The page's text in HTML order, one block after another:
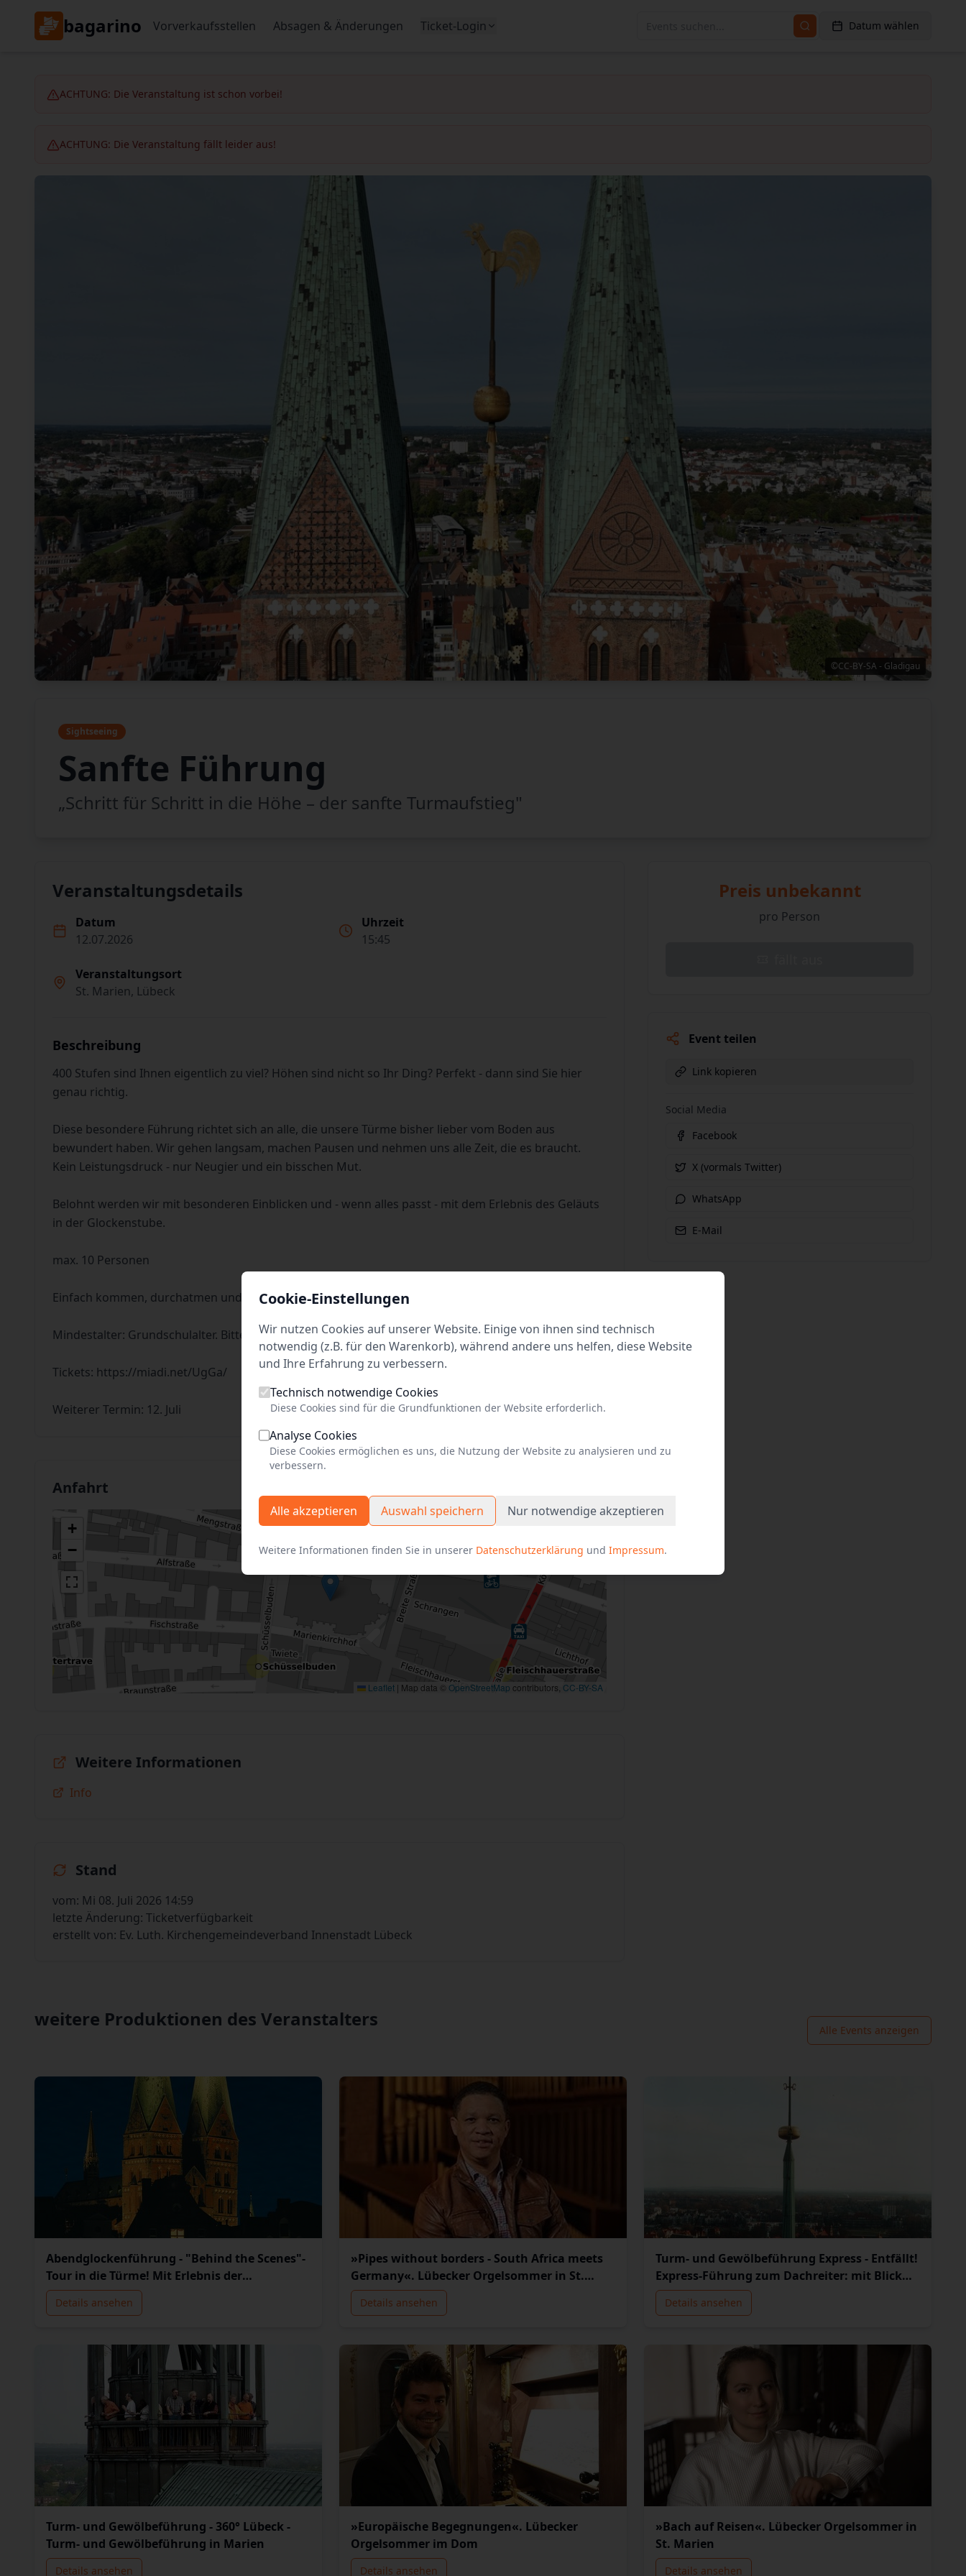
bagarino Vorverkaufsstellen Absagen & Änderungen Ticket-Login Datum wählen
ACHTUNG: Die Veranstaltung ist schon vorbei!
ACHTUNG: Die Veranstaltung fällt leider aus!
©CC-BY-SA - Gladigau
Sightseeing
Sanfte Führung
„Schritt für Schritt in die Höhe – der sanfte Turmaufstieg"
Veranstaltungsdetails
Datum
12.07.2026
Uhrzeit
15:45
Veranstaltungsort
St. Marien, Lübeck
Beschreibung
400 Stufen sind Ihnen eigentlich zu viel? Höhen sind nicht so Ihr Ding? Perfekt - dann sind Sie hier
genau richtig.
Diese besondere Führung richtet sich an alle, die unsere Türme bisher lieber vom Boden aus
bewundert haben. Wir gehen langsam, machen Pausen und nehmen uns alle Zeit, die es braucht.
Kein Leistungsdruck - nur Neugier und ein bisschen Mut.
Belohnt werden wir mit besonderen Einblicken und - wenn alles passt - mit dem Erlebnis des Geläuts
in der Glockenstube.
max. 10 Personen
Einfach kommen, durchatmen und losgehen.
Mindestalter: Grundschulalter. Bitte beachte unsere Sicherheitshinweise.
Tickets: https://miadi.net/UgGa/
Weiterer Termin: 12. Juli
Anfahrt
+
−
Leaflet | Map data ©OpenStreetMap contributors, CC-BY-SA
Weitere Informationen
Info
Stand
vom: Mi 08. Juli 2026 14:59
letzte Änderung: Ticketverfügbarkeit
erstellt von: Ev. Luth. Kirchengemeindeverband Innenstadt Lübeck
Preis unbekannt
pro Person
Event teilen
Link kopieren
Social Media
Facebook
X (vormals Twitter)
WhatsApp
E-Mail
weitere Produktionen des Veranstalters Alle Events anzeigen
Abendglockenführung - "Behind the Scenes"-
Tour in die Türme! Mit Erlebnis der
Abendglocke
Details ansehen
»Pipes without borders - South Africa meets
Germany«. Lübecker Orgelsommer in St.
Jakobi
Details ansehen
Turm- und Gewölbeführung Express - Entfällt!
Express-Führung zum Dachreiter: mit Blick
über die Stadt.
Details ansehen
Turm- und Gewölbeführung - 360° Lübeck -
Turm- und Gewölbeführung in Marien
Details ansehen
»Europäische Begegnungen«. Lübecker
Orgelsommer im Dom
Details ansehen
»Bach auf Reisen«. Lübecker Orgelsommer in
St. Marien
Details ansehen
Cookie-Einstellungen
Wir nutzen Cookies auf unserer Website. Einige von ihnen sind technisch
notwendig (z.B. für den Warenkorb), während andere uns helfen, diese Website
und Ihre Erfahrung zu verbessern.
Technisch notwendige Cookies
Diese Cookies sind für die Grundfunktionen der Website erforderlich.
Analyse Cookies
Diese Cookies ermöglichen es uns, die Nutzung der Website zu analysieren und zu
verbessern.
Alle akzeptieren Auswahl speichern Nur notwendige akzeptieren
Weitere Informationen finden Sie in unserer Datenschutzerklärung und Impressum.